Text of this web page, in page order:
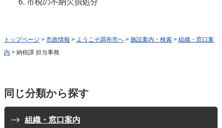
トップページ > 市政情報 > ようこそ調布市へ > 施設案内・検索 > 組織・窓口案
内 > 納税課 担当事務
同じ分類から探す
組織・窓口案内